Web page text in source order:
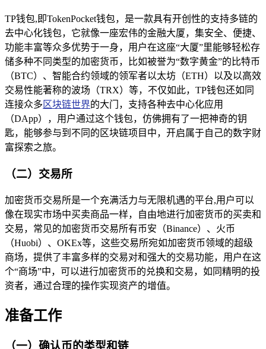
TP钱包,即TokenPocket钱包，是一款具有开创性的支持多链的
去中心化钱包，它就像一座宏伟的金融大厦，集安全、便捷、
功能丰富等众多优势于一身，用户在这座“大厦”里能够轻松存
储多种不同类型的加密货币，比如被誉为“数字黄金”的比特币
（BTC）、智能合约领域的领军者以太坊（ETH）以及以高效
交易性能著称的波场（TRX）等，不仅如此，TP钱包还如同
连接众多 区块链世界的大门，支持各种去中心化应用
（DApp），用户通过这个钱包，仿佛拥有了一把神奇的钥
匙，能够参与到不同的区块链项目中，开启属于自己的数字财
富探索之旅。
（二）交易所
加密货币交易所是一个充满活力与无限机遇的平台,用户可以
像在现实市场中买卖商品一样，自由地进行加密货币的买卖和
交易，常见的加密货币交易所有币安（Binance）、火币
（Huobi）、OKEx等，这些交易所宛如加密货币领域的超级
商场，提供了丰富多样的交易对和强大的交易功能，用户在这
个“商场”中，可以进行加密货币的兑换和交易，如同精明的投
资者，通过合理的操作实现资产的增值。
准备工作
（一）确认币的类型和链